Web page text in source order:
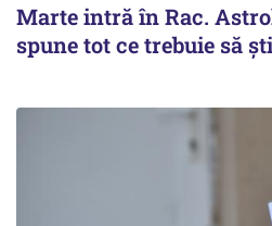
Marte intră în Rac.
spune tot ce trebuie să